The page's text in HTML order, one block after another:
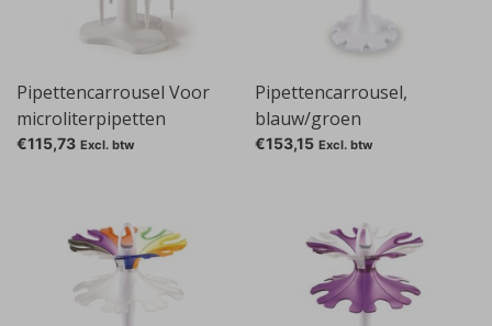
Pipettencarrousel Voor
microliterpipetten
€115,73 Excl. btw
Pipettencarrousel,
blauw/groen
€153,15 Excl. btw